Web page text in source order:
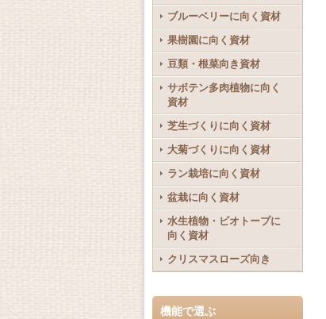
ブルーベリーに向く資材
果樹園に向く資材
豆類・根菜向き資材
サボテン多肉植物に向く
資材
芝生づくりに向く資材
大菊づくりに向く資材
ラン栽培に向く資材
盆栽に向く資材
水生植物・ビオトープに
向く資材
クリスマスローズ向き
機能で選ぶ